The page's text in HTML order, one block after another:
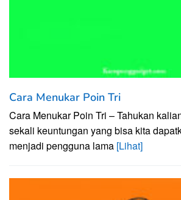
Cara Menukar Poin Tri
Cara Menukar Poin Tri – Tahukan
sekali keuntungan yang bisa kita
menjadi pengguna lama [Lihat]